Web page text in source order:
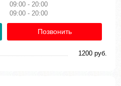
09:00 - 20:00
09:00 - 20:00
Позвонить
1200 руб.